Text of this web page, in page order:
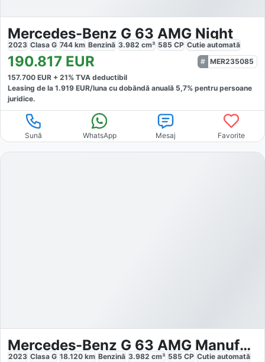
Mercedes-Benz G 63 AMG Night
2023 Clasa G 744 km Benzină 3.982 cm³ 585 CP Cutie automată
190.817 EUR
MER235085
157.700 EUR + 21% TVA deductibil
Leasing de la 1.919 EUR/luna cu dobăndă anuală 5,7% pentru persoane
juridice.
Sună WhatsApp Mesaj Favorite
Mercedes-Benz G 63 AMG Manufaktur Burm StdHzg AHK
2023 Clasa G 18.120 km Benzină 3.982 cm³ 585 CP Cutie automată